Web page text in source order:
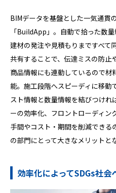
BIMデータを基盤とした一気通貫
「BuildApp」。自動で拾った数
建材の発注や見積もりまですべて
共有することで、伝達ミスの防止
商品情報にも連動しているので材
能。施工段階へスピーディに移動
スト情報と数量情報を結びつけれ
ーの効率化、フロントローディン
手間やコスト・期間を削減できる
の部門にとって大きなメリットと
効率化によってSDGs社会